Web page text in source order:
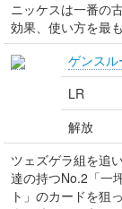
ニッケスは一番の
効果、使い方を最
ゲンス
LR
解放
ツェズゲラ組を追
達の持つNo.2「一
ト」のカードを狙